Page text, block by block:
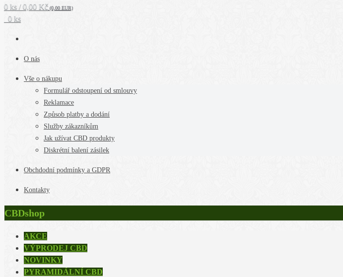
0 ks / 0,00 Kč (0,00 EUR)
0 ks
O nás
Vše o nákupu
Formulář odstoupení od smlouvy
Reklamace
Způsob platby a dodání
Služby zákazníkům
Jak užívat CBD produkty
Diskrétní balení zásilek
Obchdodní podmínky a GDPR
Kontakty
CBDshop
AKCE
VÝPRODEJ CBD
NOVINKY
PYRAMIDÁLNÍ CBD